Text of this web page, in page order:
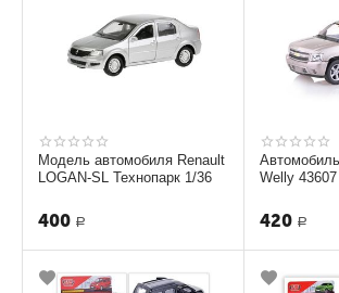
Модель автомобиля Renault
LOGAN-SL Технопарк 1/36
400 Р
Welly
420 Р